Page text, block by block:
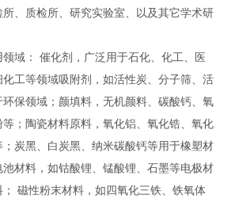
质检所、研究实验室、以及其它学术研
： 催化剂，广泛用于石化、化工、医
工等领域吸附剂，如活性炭、分子筛、活
保领域；颜填料，无机颜料、碳酸钙、氧
；陶瓷材料原料，氧化铝、氧化锆、氧化
炭黑、白炭黑、纳米碳酸钙等用于橡塑材
材料，如钴酸锂、锰酸锂、石墨等电极材
磁性粉末材料，如四氧化三铁、铁氧体